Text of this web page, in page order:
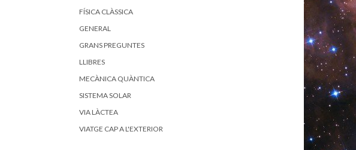
FÍSICA CLÀSSICA
GENERAL
GRANS PREGUNTES
LLIBRES
MECÀNICA QUÀNTICA
SISTEMA SOLAR
VIA LÀCTEA
VIATGE CAP A L'EXTERIOR